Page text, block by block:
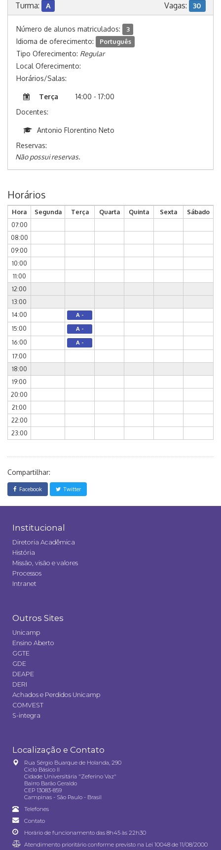
Turma: A Vagas: 30
Número de alunos matriculados: 3
Idioma de oferecimento: Português
Tipo Oferecimento: Regular
Local Oferecimento:
Horários/Salas:
Terça
14:00 - 17:00
Docentes:
Antonio Florentino Neto
Reservas:
Não possui reservas.
Horários
Hora Segunda Terça Quarta Quinta Sexta
Sábado
07:00
08:00
09:00
10:00
11:00
12:00
13:00
14:00
A -
15:00 A -
16:00 A -
17:00
18:00
19:00
20:00
21:00
22:00
23:00
Compartilhar:
Facebook Twitter
Institucional
Diretoria Acadêmica
História
Missão, visão e valores
Processos
Intranet
Outros Sites
Unicamp
Ensino Aberto
GGTE
GDE
DEAPE
DERI
Achados e Perdidos Unicamp
COMVEST
S-integra
Localização e Contato
Rua Sérgio Buarque de Holanda, 290
Ciclo Básico II
Cidade Universitária "Zeferino Vaz"
Bairro Barão Geraldo
CEP 13083-859
Campinas - São Paulo - Brasil
Telefones
Contato
Horário de funcionamento das 8h45 às 22h30
Atendimento prioritário conforme previsto na Lei 10048 de 11/08/2000